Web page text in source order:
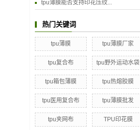
tpu薄膜能否支持印花压纹...
热门关键词
tpu薄膜 tpu薄膜厂家
tpu复合布 tpu野外运动水袋
tpu箱包薄膜 tpu热熔胶膜
tpu医用复合布 tpu薄膜批发
tpu夹网布 TPU印花膜